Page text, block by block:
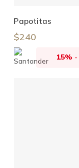
Papotitas
$240
15% -